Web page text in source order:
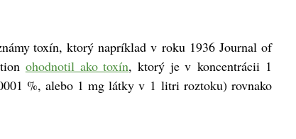
toxín, ktorý napríklad v roku 1936 Journal of
ohodnotil ako toxín, ktorý je v koncentrácii 1
%, alebo 1 mg látky v 1 litri roztoku) rovnako